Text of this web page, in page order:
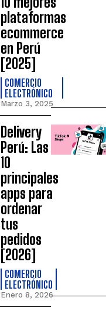
plataformas
ecommerce
en Perú
[2025]
COMERCIO
ELECTRÓNICO
Marzo 3, 2025
Delivery
Perú: Las
10
principales
apps para
ordenar
tus
pedidos
[2026]
COMERCIO
ELECTRÓNICO
Enero 8, 2026